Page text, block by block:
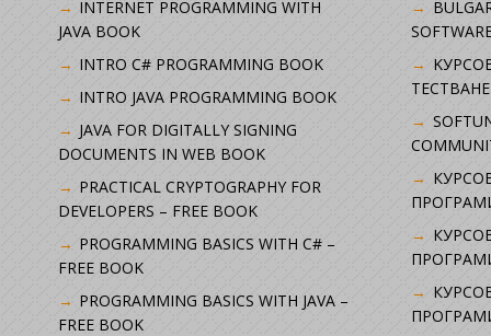
INTERNET PROGRAMMING WITH
JAVA BOOK
INTRO C# PROGRAMMING BOOK
INTRO JAVA PROGRAMMING BOOK
JAVA FOR DIGITALLY SIGNING
DOCUMENTS IN WEB BOOK
PRACTICAL CRYPTOGRAPHY FOR
DEVELOPERS – FREE BOOK
PROGRAMMING BASICS WITH C# –
FREE BOOK
PROGRAMMING BASICS WITH JAVA –
FREE BOOK